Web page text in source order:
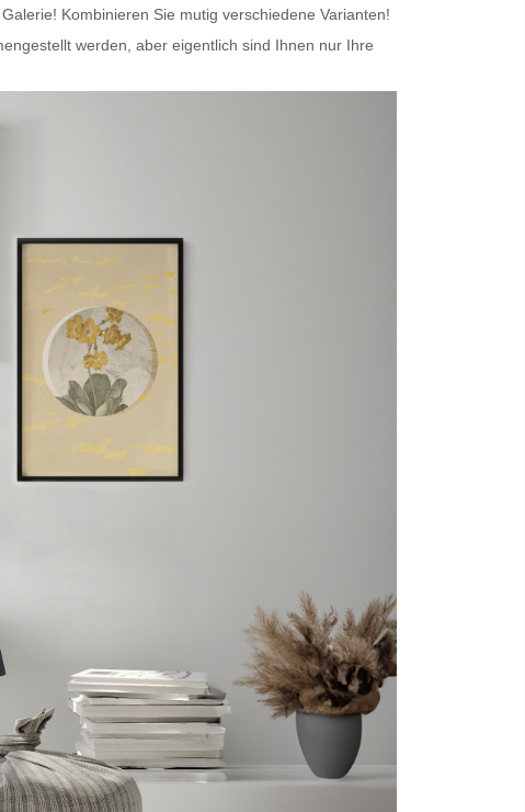
Kombinieren Sie mutig verschiedene Varianten!
werden, aber eigentlich sind Ihnen nur Ihre